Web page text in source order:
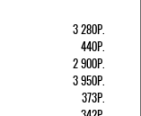
3 280Р.
440Р.
2 900Р.
3 950Р.
373Р.